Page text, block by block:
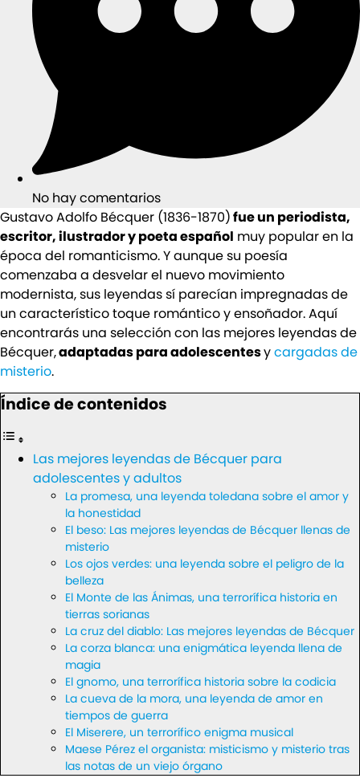
No hay comentarios
Gustavo Adolfo Bécquer (1836-1870)fue un periodista,
escritor, ilustrador y poeta español muy popular en la
época del romanticismo. Y aunque su poesía
comenzaba a desvelar el nuevo movimiento
modernista, sus leyendas sí parecían impregnadas de
un característico toque romántico y ensoñador. Aquí
encontrarás una selección con las mejores leyendas de
Bécquer,adaptadas para adolescentesycargadas de
misterio.
Índice de contenidos
Las mejores leyendas de Bécquer para
adolescentes y adultos
La promesa, una leyenda toledana sobre el amor y
la honestidad
El beso: Las mejores leyendas de Bécquer llenas de
misterio
Los ojos verdes: una leyenda sobre el peligro de la
belleza
El Monte de las Ánimas, una terrorífica historia en
tierras sorianas
La cruz del diablo: Las mejores leyendas de Bécquer
La corza blanca: una enigmática leyenda llena de
magia
El gnomo, una terrorífica historia sobre la codicia
La cueva de la mora, una leyenda de amor en
tiempos de guerra
El Miserere, un terrorífico enigma musical
Maese Pérez el organista: misticismo y misterio tras
las notas de un viejo órgano